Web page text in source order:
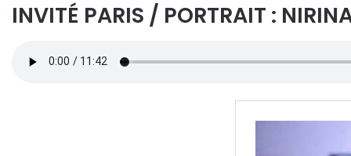
INVITÉ PARIS / PORTRAIT :